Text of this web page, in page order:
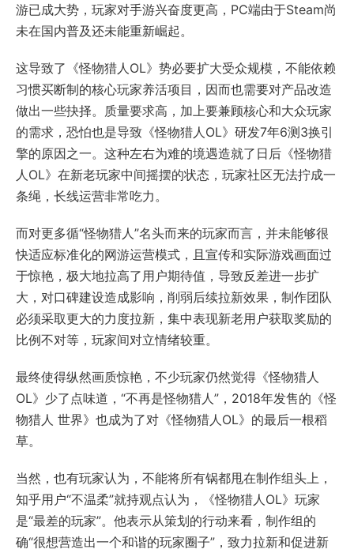
游已成大势，玩家对手游兴奋度更高，PC端由于Steam尚
未在国内普及还未能重新崛起。
这导致了《怪物猎人OL》势必要扩大受众规模，不能依赖
习惯买断制的核心玩家养活项目，因而也需要对产品改造
做出一些抉择。质量要求高，加上要兼顾核心和大众玩家
的需求，恐怕也是导致《怪物猎人OL》研发7年6测3换引
擎的原因之一。这种左右为难的境遇造就了日后《怪物猎
人OL》在新老玩家中间摇摆的状态，玩家社区无法拧成一
条绳，长线运营非常吃力。
而对更多循“怪物猎人”名头而来的玩家而言，并未能够很
快适应标准化的网游运营模式，且宣传和实际游戏画面过
于惊艳，极大地拉高了用户期待值，导致反差进一步扩
大，对口碑建设造成影响，削弱后续拉新效果，制作团队
必须采取更大的力度拉新，集中表现新老用户获取奖励的
比例不对等，玩家间对立情绪较重。
最终使得纵然画质惊艳，不少玩家仍然觉得《怪物猎人
OL》少了点味道，“不再是怪物猎人”，2018年发售的《怪
物猎人 世界》也成为了对《怪物猎人OL》的最后一根稻
草。
当然，也有玩家认为，不能将所有锅都甩在制作组头上，
知乎用户“不温柔”就持观点认为，《怪物猎人OL》玩家
是“最差的玩家”。他表示从策划的行动来看，制作组的
确“很想营造出一个和谐的玩家圈子”，致力拉新和促进新